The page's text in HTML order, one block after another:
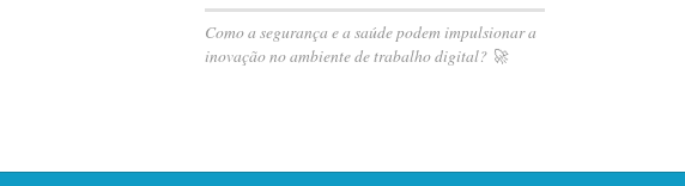
Como a segurança e a saúde podem impulsionar a
inovação no ambiente de trabalho digital? 🚀